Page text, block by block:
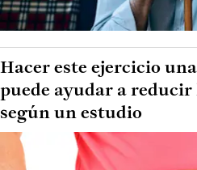
Hacer este ejercicio
puede ayudar a
según un estudio